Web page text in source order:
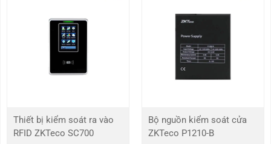
Trọng lượng với bao bì 98 kg
Chế độ khẩn cấp
Chất liệu rào cản Thép không gỉ SUS304
Thiết bị kiểm soát ra vào
RFID ZKTeco SC700
Bộ nguồn kiểm soát cửa
ZKTeco P1210-B